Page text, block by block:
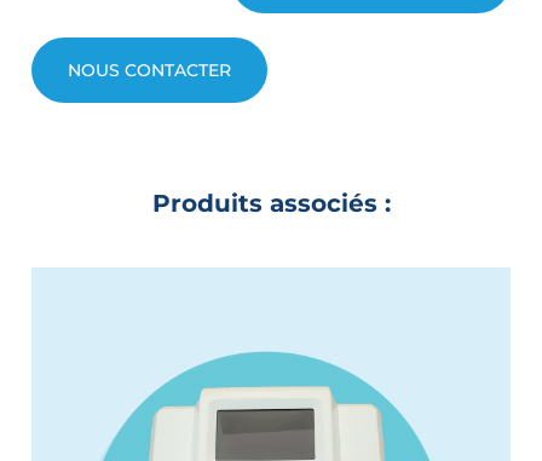
NOUS CONTACTER
Produits associés :